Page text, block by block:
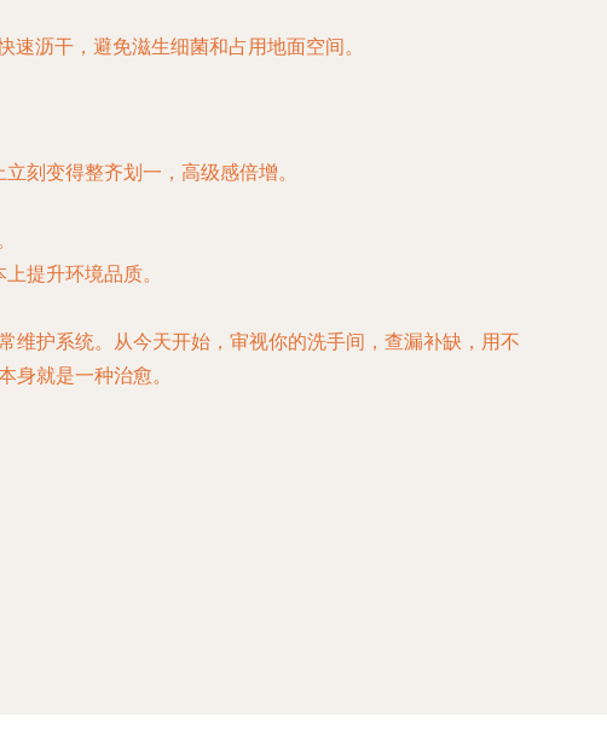
沥干，避免滋生细菌和占用地面空间。
刻变得整齐划一，高级感倍增。
提升环境品质。
维护系统。从今天开始，审视你的洗手间，查漏补缺，用不
身就是一种治愈。